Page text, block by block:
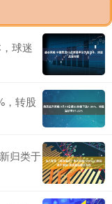
球迷
，转股
归类于